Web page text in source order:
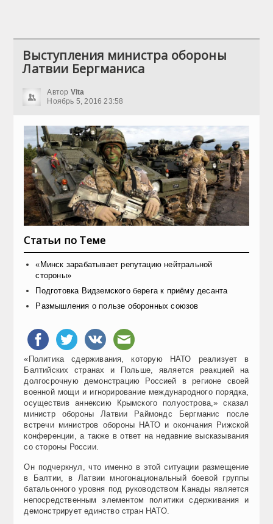
Выступления министра обороны
Латвии Бергманиса
Автор Vita
Ноябрь 5, 2016 23:58
Статьи по Теме
«Минск зарабатывает репутацию нейтральной
стороны»
Подготовка Видземского берега к приёму десанта
Размышления о пользе оборонных союзов
«Политика сдерживания, которую НАТО реализует в
Балтийских странах и Польше, является реакцией на
долгосрочную демонстрацию Россией в регионе своей
военной мощи и игнорирование международного порядка,
осуществив аннексию Крымского полуострова,» сказал
министр обороны Латвии Раймондс Бергманис после
встречи министров обороны НАТО и окончания Рижской
конференции, а также в ответ на недавние высказывания
со стороны России.
Он подчеркнул, что именно в этой ситуации размещение
в Балтии, в Латвии многонациональный боевой группы
батальонного уровня под руководством Канады является
непосредственным элементом политики сдерживания и
демонстрирует единство стран НАТО.